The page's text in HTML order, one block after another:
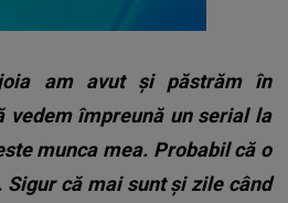
am avut și păstrăm în
vedem împreună un serial la
munca mea. Probabil că o
că mai sunt și zile când